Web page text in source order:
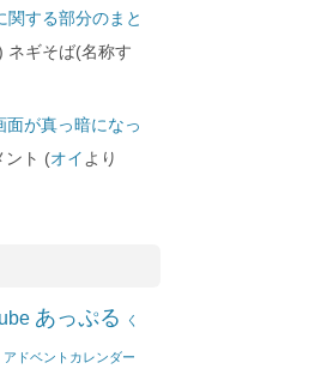
関する部分のまと
ネギそば(名称す
面が真っ暗になっ
ント (オイ より
あっぷる く
アドベントカレンダー